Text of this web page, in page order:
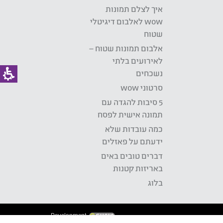
איך לצלם תמונות
wow לאלבום דיגיטלי
שטוח
אלבום תמונות שטוח –
לאירועים בלתי
נשכחים
סרטוני wow
5 סיבות להגדה עם
תמונה אישית לפסח
כמה עובדות שלא
ידעתם על פאזלים
דברים טובים באים
באריזות קטנות
בלוג
Development: